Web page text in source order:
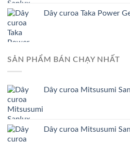
Dây curoa Taka Power
SẢN PHẨM BÁN CHẠY NHẤT
Dây curoa Mitsusumi
Dây curoa Mitsusumi